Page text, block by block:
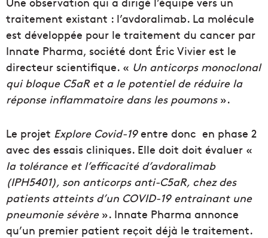
traitement existant : l’avdoralimab. La molécule
est développée pour le traitement du cancer par
Innate Pharma, société dont Éric Vivier est le
directeur scientifique. « Un anticorps monoclonal
qui bloque C5aR et a le potentiel de réduire la
réponse inflammatoire dans les poumons».
Le projet Explore Covid-19entre donc en phase 2
avec des essais cliniques. Elle doit doit évaluer «
la tolérance et l’efficacité d’avdoralimab
(IPH5401), son anticorps anti-C5aR, chez des
patients atteints d’un COVID-19 entrainant une
pneumonie sévère». Innate Pharma annonce
qu’un premier patient reçoit déjà le traitement.